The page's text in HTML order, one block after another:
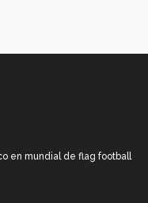
en mundial de flag football